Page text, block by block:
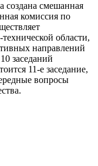
создана смешанная
комиссия по
области,
направлений
заседаний
11-е заседание,
вопросы